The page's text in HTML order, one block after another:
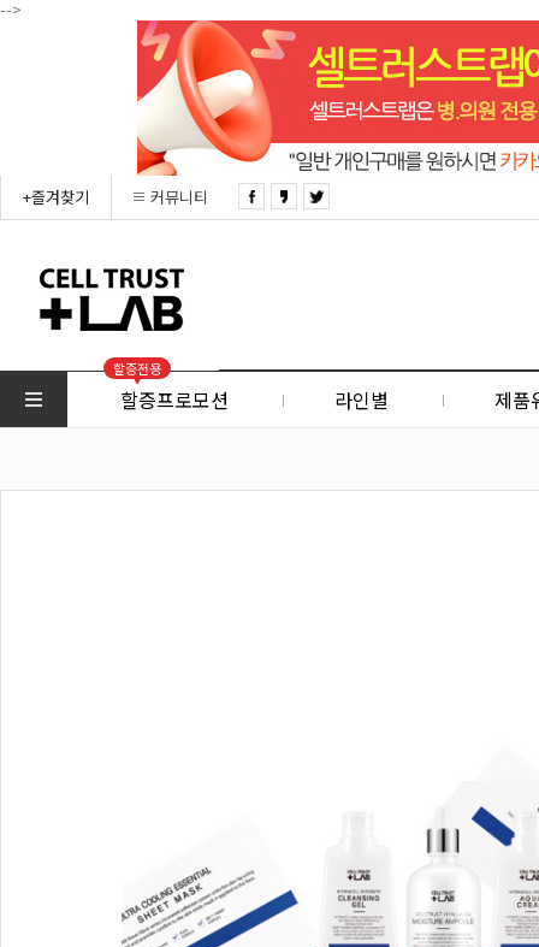
-->
+즐겨찾기 커뮤니티
할증전용
할증프로모션 라인별 제품